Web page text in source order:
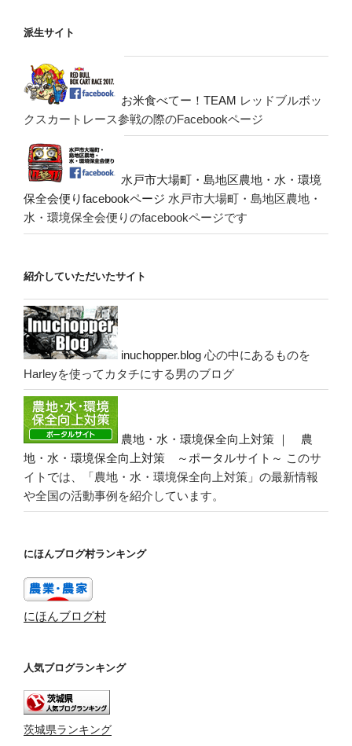
派生サイト
お米食べてー！TEAM レッドブルボッ
クスカートレース参戦の際のFacebookページ
水戸市大場町・島地区農地・水・環境
保全会便りfacebookページ 水戸市大場町・島地区農地・
水・環境保全会便りのfacebookページです
紹介していただいたサイト
inuchopper.blog 心の中にあるものを
Harleyを使ってカタチにする男のブログ
農地・水・環境保全向上対策 ｜ 農
地・水・環境保全向上対策 ～ポータルサイト～ このサ
イトでは、「農地・水・環境保全向上対策」の最新情報
や全国の活動事例を紹介しています。
にほんブログ村ランキング
にほんブログ村
人気ブログランキング
茨城県ランキング